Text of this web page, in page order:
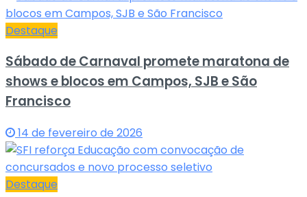
Destaque
Sábado de Carnaval promete maratona de
shows e blocos em Campos, SJB e São
Francisco
14 de fevereiro de 2026
Destaque